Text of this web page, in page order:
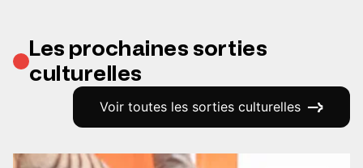
Les prochaines sorties
culturelles
Voir toutes les sorties culturelles